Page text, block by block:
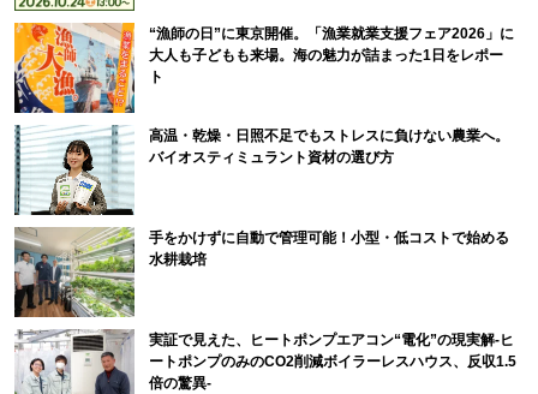
“漁師の日”に東京開催。「漁業就業支援フェア2026」に
大人も子どもも来場。海の魅力が詰まった1日をレポー
ト
高温・乾燥・日照不足でもストレスに負けない農業へ。
バイオスティミュラント資材の選び方
手をかけずに自動で管理可能！小型・低コストで始める
水耕栽培
実証で見えた、ヒートポンプエアコン“電化”の現実解-ヒ
ートポンプのみのCO2削減ボイラーレスハウス、反収1.5
倍の驚異-